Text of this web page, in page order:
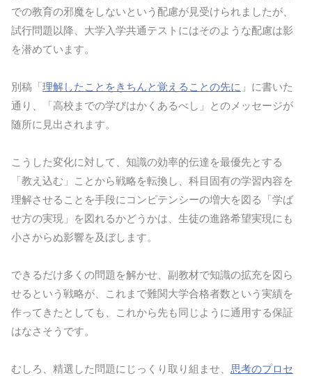
での教育の邪魔をしないという配慮が見受けられましたが、
試行問題以降、大学入学共通テストにはそのような配慮は影
を潜めています。
別稿「理解したことをきちんと覚えることの先に 」に書いた
通り、「高校までの学びはかくあるべし」とのメッセージが
随所に見出されます。
こうした変化に対して、知識の効率的伝達を最優先とする
「教え込む」ことから戦略を転換し、科目固有の学習内容を
理解させることを手段にコンピテンシーの増大を図る「学ば
せ方の実現」を図れるかどうかは、生徒の進路希望実現にも
小さからぬ影響を及ぼします。
できるだけ多くの問題を解かせ、副教材で知識の拡充を図ら
せるという戦略が、これまで難関大学合格者数という実績を
作ってきたとしても、これから先も同じように通用する保証
はなさそうです。
むしろ、精選した問題にじっくり取り組ませ、 思考のプロセ